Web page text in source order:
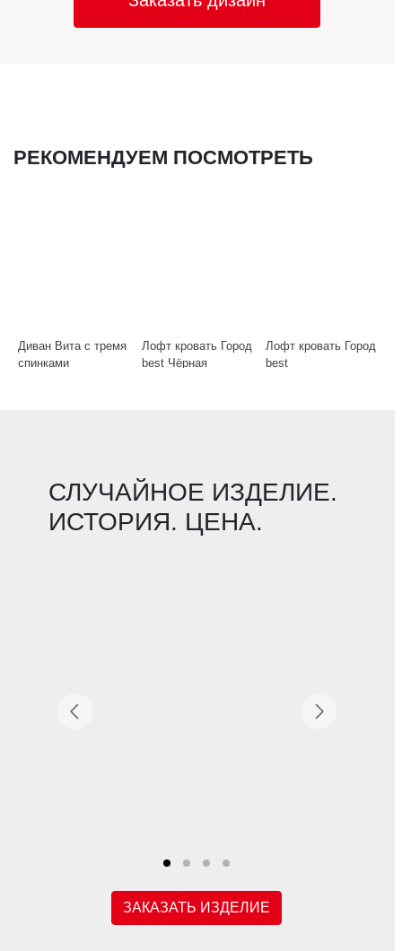
РЕКОМЕНДУЕМ ПОСМОТРЕТЬ
Диван Вита с тремя
спинками
Лофт кровать Город
best Чёрная
Лофт кровать Город
best
СЛУЧАЙНОЕ ИЗДЕЛИЕ.
ИСТОРИЯ. ЦЕНА.
ЗАКАЗАТЬ ИЗДЕЛИЕ